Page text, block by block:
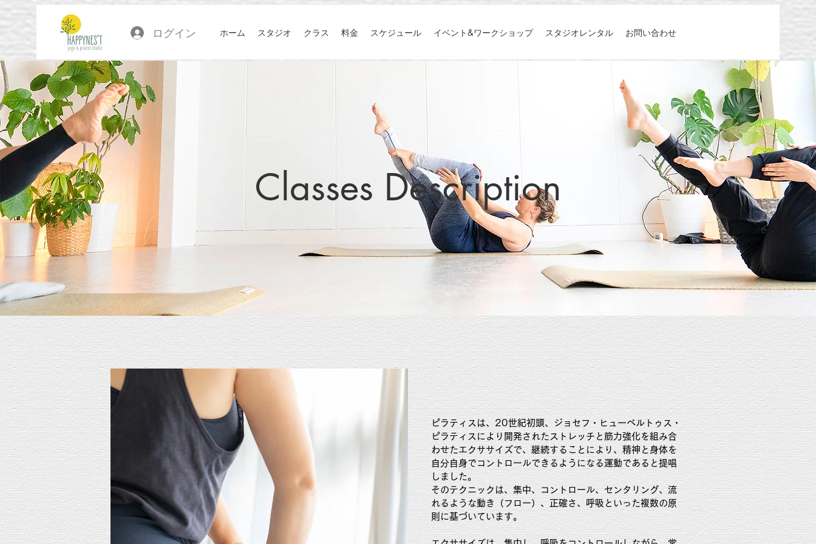
ホーム スタジオ クラス 料金 スケジュール イベント&ワークショップ スタジオレンタル お問い合わせ
ログイン
Classes Description
ピラティスは、20世紀初頭、ジョセフ・ヒューベルトゥス・
ピラティスにより開発されたストレッチと筋力強化を組み合
わせたエクササイズで、継続することにより、精神と身体を
自分自身でコントロールできるようになる運動であると提唱
しました。
そのテクニックは、集中、コントロール、センタリング、流
れるような動き（フロー）、正確さ、呼吸といった複数の原
則に基づいています。